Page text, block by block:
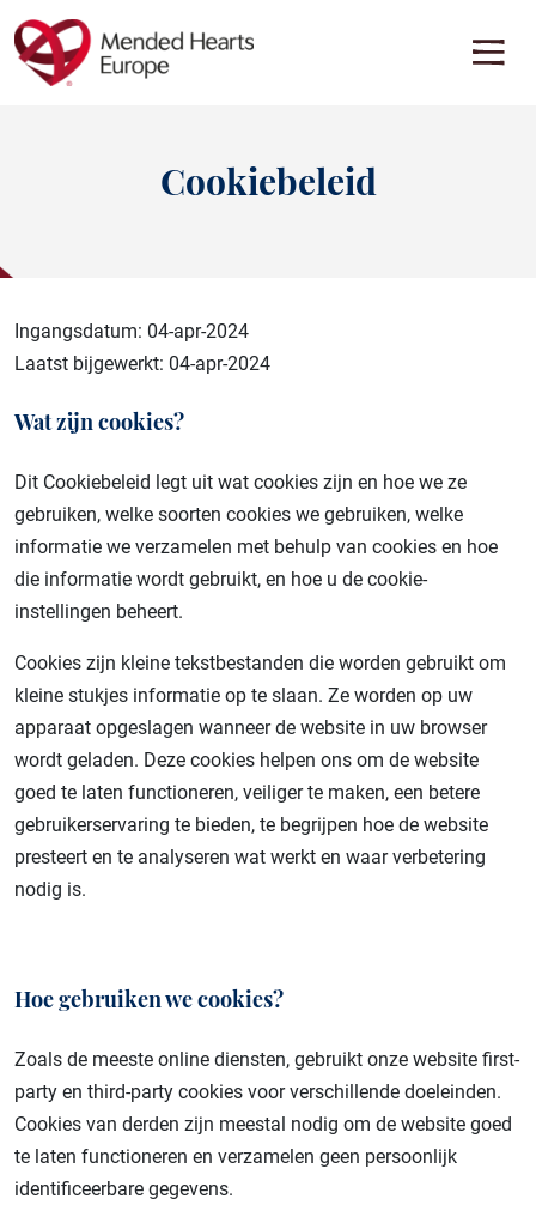
naar
vaatziekten. Leer hoe kennis een krachtig hulpmiddel kan zijn op
weg naar een gezond hart.
Terug
AL-amyloïdose
Aortavernauwing
Cardiomyopathie
Cholesterol
Chronische nierziekte
Gentherapie
Hartaanval
Hartfalen
Hypertrofische cardiomyopathie
Lp(a)
Beroerte
hartaandoeningen in heel Europa
Terug
Aortadissectie
Kanker
Hartstilstand
Cardiomyopathie
Cholesterol
Chronische nierziekte
Diabetes
Gentherapie
Hartaanval
Hartfalen
Lp(a)
Terugkerende beroerte
Beroerte
Transthyretine-amyloïde cardiomyopathie
Cookiebeleid
Ingangsdatum: 04-apr-2024
Laatst bijgewerkt: 04-apr-2024
Wat zijn cookies?
Dit Cookiebeleid legt uit wat cookies zijn en hoe we ze
gebruiken, welke soorten cookies we gebruiken, welke
informatie we verzamelen met behulp van cookies en hoe
die informatie wordt gebruikt, en hoe u de cookie-
instellingen beheert.
Cookies zijn kleine tekstbestanden die worden gebruikt om
kleine stukjes informatie op te slaan. Ze worden op uw
apparaat opgeslagen wanneer de website in uw browser
wordt geladen. Deze cookies helpen ons om de website
goed te laten functioneren, veiliger te maken, een betere
gebruikerservaring te bieden, te begrijpen hoe de website
presteert en te analyseren wat werkt en waar verbetering
nodig is.
Hoe gebruiken we cookies?
Zoals de meeste online diensten, gebruikt onze website first-
party en third-party cookies voor verschillende doeleinden.
Cookies van derden zijn meestal nodig om de website goed
te laten functioneren en verzamelen geen persoonlijk
identificeerbare gegevens.